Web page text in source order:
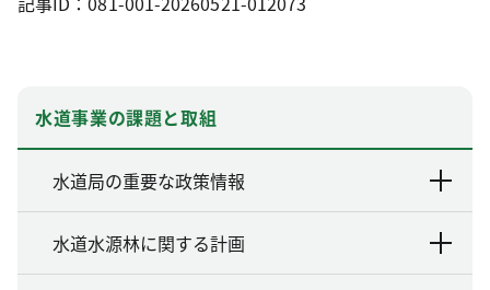
水道事業の課題と取組
水道局の重要な政策情報
水道水源林に関する計画